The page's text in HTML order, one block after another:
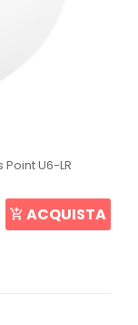
U6-LR
ACQUISTA